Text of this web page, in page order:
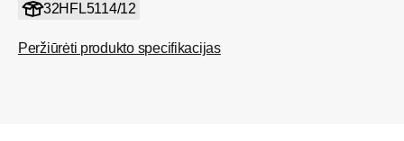
32HFL5114/12
Peržiūrėti produkto specifikacijas